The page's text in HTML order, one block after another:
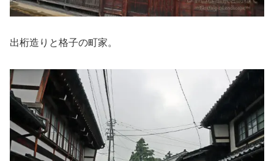
出桁造りと格子の町家。